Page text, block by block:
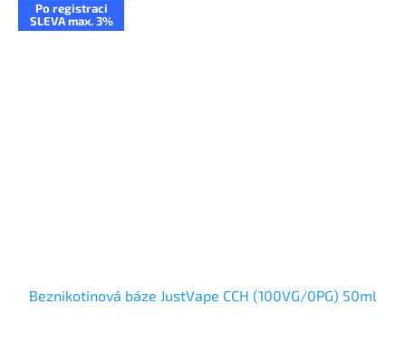
Po registraci
SLEVA max. 3%
Beznikotinová báze JustVape CCH (100VG/0PG) 50ml